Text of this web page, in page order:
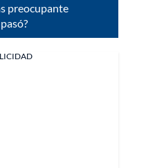
preocupante